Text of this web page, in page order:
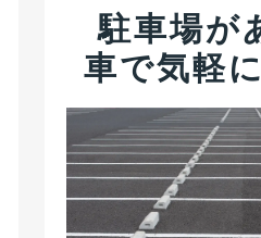
駐車場が
車で気軽